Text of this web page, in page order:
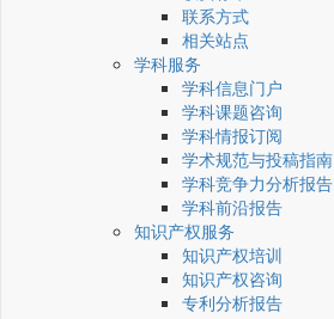
联系方式
相关站点
学科服务
学科信息门户
学科课题咨询
学科情报订阅
学术规范与投稿指南
学科竞争力分析报告
学科前沿报告
知识产权服务
知识产权培训
知识产权咨询
专利分析报告